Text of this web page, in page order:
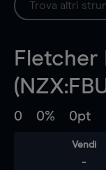
Fletcher
0 0% 0pt
Vendi
-